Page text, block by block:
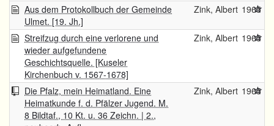
Aus dem Protokollbuch der Gemeinde
Ulmet. [19. Jh.]
Zink, Albert 1965
Streifzug durch eine verlorene und
wieder aufgefundene
Geschichtsquelle. [Kuseler
Kirchenbuch v. 1567-1678]
Zink, Albert 1965
Die Pfalz, mein Heimatland. Eine
Heimatkunde f. d. Pfälzer Jugend. M.
8 Bildtaf., 10 Kt. u. 36 Zeichn. | 2.,
Zink, Albert 1965